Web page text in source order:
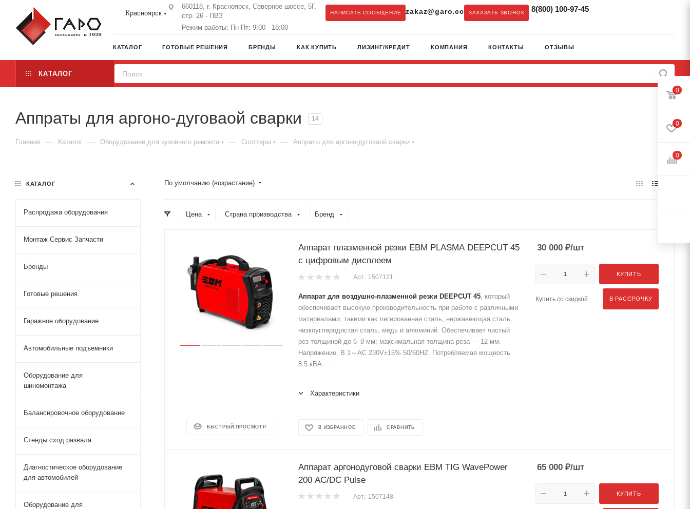
Красноярск
660118, г. Красноярск, Северное шоссе, 5Г,
стр. 26 - ПВЗ
Режим работы: Пн-Пт: 9:00 - 18:00
НАПИСАТЬ СООБЩЕНИЕ zakaz@garo.cc ЗАКАЗАТЬ ЗВОНОК 8(800) 100-97-45
КАТАЛОГ ГОТОВЫЕ РЕШЕНИЯ БРЕНДЫ КАК КУПИТЬ ЛИЗИНГ/КРЕДИТ КОМПАНИЯ КОНТАКТЫ ОТЗЫВЫ
КАТАЛОГ
Аппраты для аргоно-дуговаой сварки 14
Главная — Каталог — Оборудование для кузовного ремонта — Споттеры — Аппраты для аргоно-дуговаой сварки
По умолчанию (возрастание)
Цена Страна производства Бренд
БЫСТРЫЙ ПРОСМОТР
Аппарат плазменной резки ЕВМ PLASMA DEEPCUT 45
с цифровым дисплеем
Арт.: 1507121
Аппарат для воздушно-плазменной резки DEEPCUT 45 , который
обеспечивает высокую производительность при работе с различными
материалами, такими как легированная сталь, нержавеющая сталь,
низкоуглеродистая сталь, медь и алюминий. Обеспечивает чистый
рез толщиной до 6–8 мм; максимальная толщина реза — 12 мм.
Напряжение, В 1～AC 230V±15% 50/60HZ. Потребляемая мощность
8.5 кВА. ...
Характеристики
В ИЗБРАННОЕ СРАВНИТЬ
30 000 ₽/шт
КУПИТЬ
Купить со скидкой В РАССРОЧКУ
Аппарат аргонодуговой сварки ЕВМ TIG WavePower
200 AC/DC Pulse
Арт.: 1507148
65 000 ₽/шт
КУПИТЬ
КАТАЛОГ
Распродажа оборудования
Монтаж Сервис Запчасти
Бренды
Готовые решения
Гаражное оборудование
Автомобильные подъемники
Оборудование для
шиномонтажа
Балансировочное оборудование
Стенды сход развала
Диагностическое оборудование
для автомобилей
Оборудование для
0
0
0